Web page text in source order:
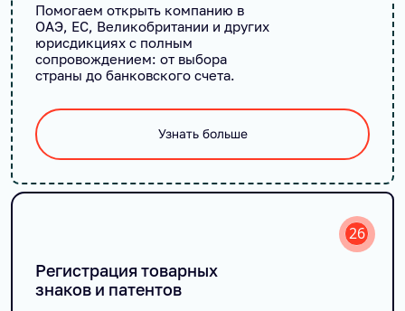
Помогаем открыть компанию в
ОАЭ, ЕС, Великобритании и других
юрисдикциях с полным
сопровождением: от выбора
страны до банковского счета.
Узнать больше
26
Регистрация товарных
знаков и патентов